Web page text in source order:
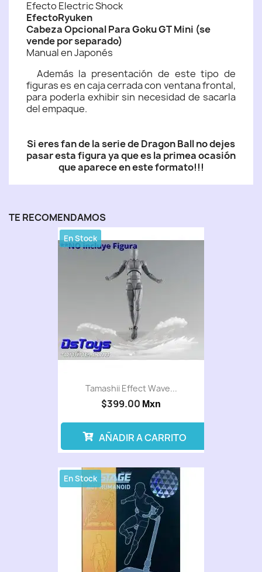
Efecto Electric Shock
EfectoRyuken
Cabeza Opcional Para Goku GT Mini (se
vende por separado)
Manual en Japonés
Además la presentación de este tipo de
figuras es en caja cerrada con ventana frontal,
para poderla exhibir sin necesidad de sacarla
del empaque.
Si eres fan de la serie de Dragon Ball no dejes
pasar esta figura ya que es la primea ocasión
que aparece en este formato!!!
TE RECOMENDAMOS
Tamashii Effect Wave...
$399.00 Mxn
En Stock
AÑADIR A CARRITO
En Stock